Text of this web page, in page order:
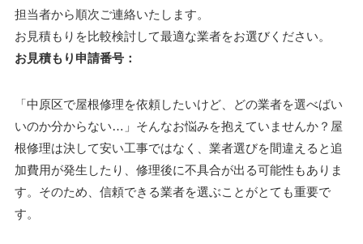
担当者から順次ご連絡いたします。
お見積もりを比較検討して最適な業者をお選びください。
お見積もり申請番号：
「中原区で屋根修理を依頼したいけど、どの業者を選べばい
いのか分からない…」そんなお悩みを抱えていませんか？屋
根修理は決して安い工事ではなく、業者選びを間違えると追
加費用が発生したり、修理後に不具合が出る可能性もありま
す。そのため、信頼できる業者を選ぶことがとても重要で
す。